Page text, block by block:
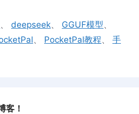
、 deepseek、 GGUF模型、
、 PocketPal教程、 手
客！